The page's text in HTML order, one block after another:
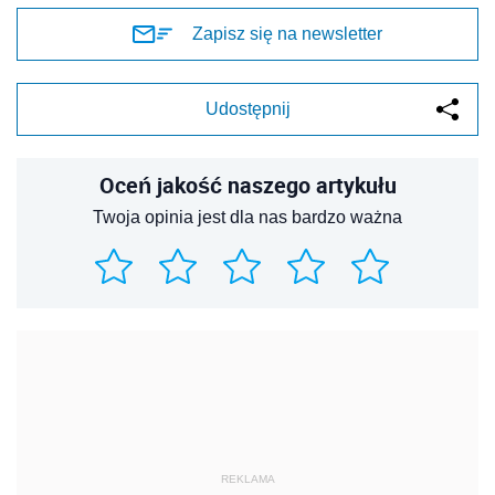
Zapisz się na newsletter
Udostępnij
Oceń jakość naszego artykułu
Twoja opinia jest dla nas bardzo ważna
REKLAMA